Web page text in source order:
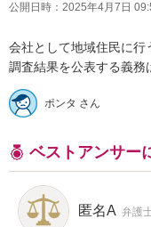
公開日時： 2025年4月7日
会社として地域住民に行
調査結果を公表する義務
ポンタ さん
ベストアンサー
匿名A 弁護